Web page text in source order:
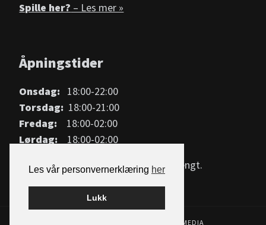
Les vår personvernerklæring her
Lukk
Spille her? – Les mer »
Åpningstider
Onsdag: 18:00-22:00
Torsdag: 18:00-21:00
Fredag: 18:00-02:00
Lørdag: 18:00-02:00
Mandag, tirsdag og søndag har vi stengt.
SMART MEDIA